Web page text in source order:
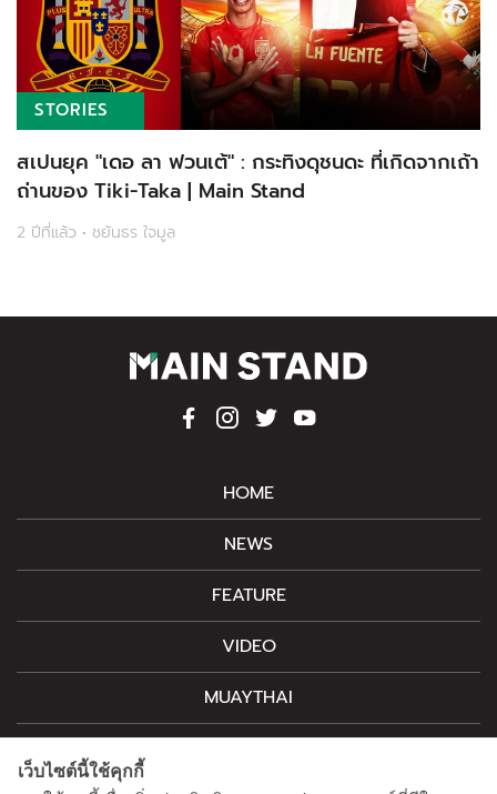
STORIES
สเปนยุค "เดอ ลา ฟวนเต้" : กระทิงดุชนดะ ที่เกิดจากเถ้า
ถ่านของ Tiki-Taka | Main Stand
2 ปีที่แล้ว • ชยันธร ใจมูล
HOME
NEWS
FEATURE
VIDEO
MUAYTHAI
เว็บไซต์นี้ใช้คุกกี้